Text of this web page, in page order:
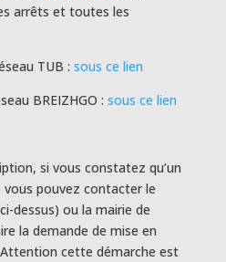
arrêts et toutes les
TUB : sous ce lien
BREIZHGO : sous ce lien
si vous constatez qu’un
vous pouvez contacter le
dessus) ou la mairie de
la demande de mise en
Attention cette démarche est